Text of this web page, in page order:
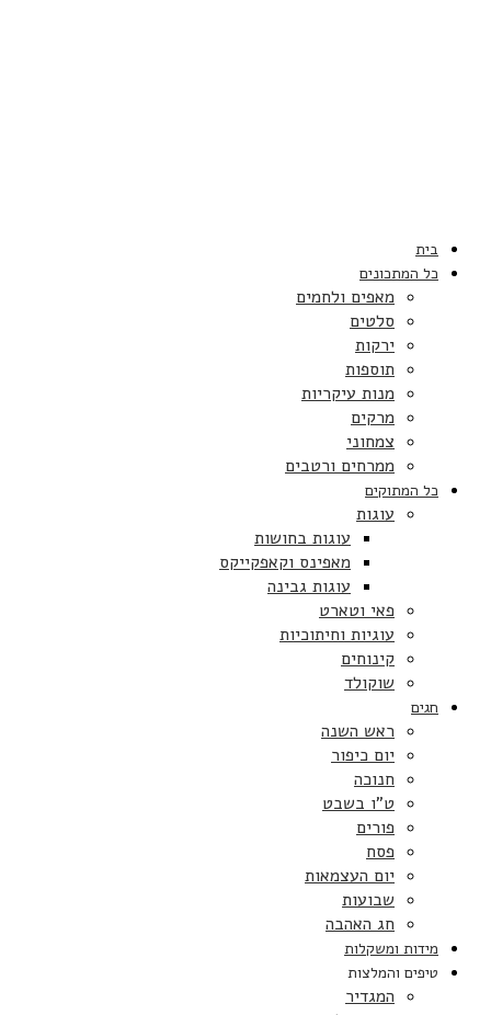
בית
כל המתכונים
מאפים ולחמים
סלטים
ירקות
תוספות
מנות עיקריות
מרקים
צמחוני
ממרחים ורטבים
כל המתוקים
עוגות
עוגות בחושות
מאפינס וקאפקייקס
עוגות גבינה
פאי וטארט
עוגיות וחיתוכיות
קינוחים
שוקולד
חגים
ראש השנה
יום כיפור
חנוכה
ט”ו בשבט
פורים
פסח
יום העצמאות
שבועות
חג האהבה
מידות ומשקלות
טיפים והמלצות
המגדיר